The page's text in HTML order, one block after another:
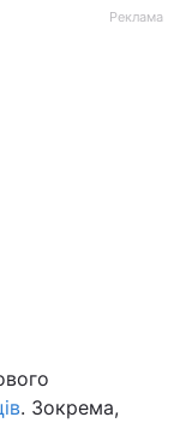
Реклама
. Зокрема,